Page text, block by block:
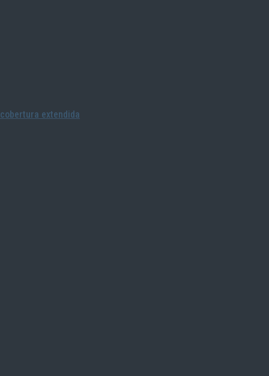
extendida